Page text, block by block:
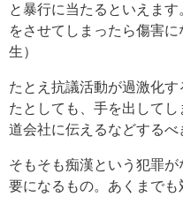
と暴行に当たるといえま
をさせてしまったら傷害
生）
たとえ抗議活動が過激化
たとしても、手を出して
道会社に伝えるなどするべ
そもそも痴漢という犯罪
要になるもの。あくまで